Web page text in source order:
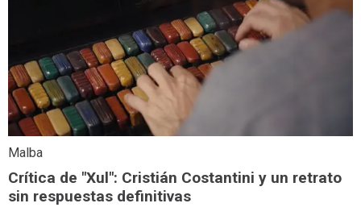
Malba
Crítica de "Xul": Cristián Costantini y un retrato
sin respuestas definitivas